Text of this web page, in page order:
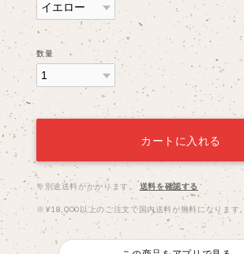
数量
カートに入れる
※別途送料がかかります。 送料を確認する
※¥18,000以上のご注文で国内送料が無料になります。